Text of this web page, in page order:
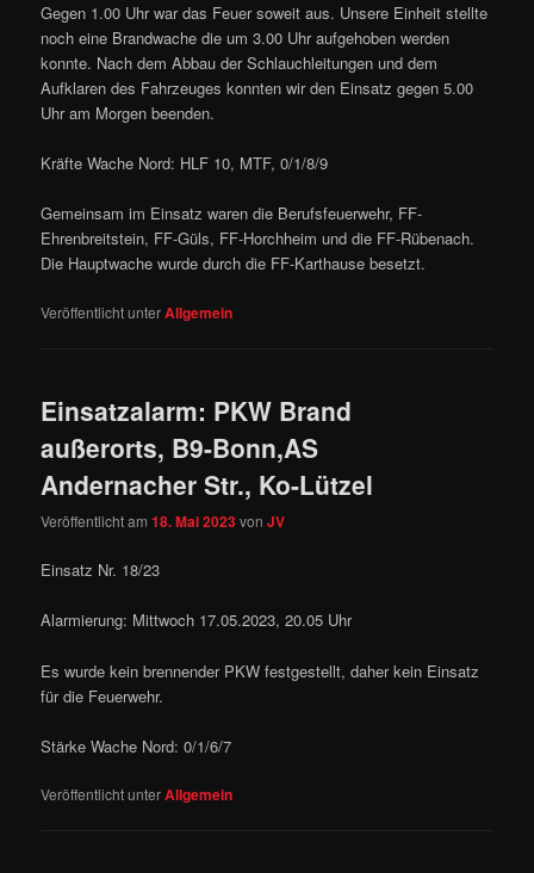
Gegen 1.00 Uhr war das Feuer soweit aus. Unsere Einheit stellte
noch eine Brandwache die um 3.00 Uhr aufgehoben werden
konnte. Nach dem Abbau der Schlauchleitungen und dem
Aufklaren des Fahrzeuges konnten wir den Einsatz gegen 5.00
Uhr am Morgen beenden.
Kräfte Wache Nord: HLF 10, MTF, 0/1/8/9
Gemeinsam im Einsatz waren die Berufsfeuerwehr, FF-
Ehrenbreitstein, FF-Güls, FF-Horchheim und die FF-Rübenach.
Die Hauptwache wurde durch die FF-Karthause besetzt.
Veröffentlicht unterAllgemein
Einsatzalarm: PKW Brand
außerorts, B9-Bonn,AS
Andernacher Str., Ko-Lützel
Veröffentlicht am18. Mai 2023vonJV
Einsatz Nr. 18/23
Alarmierung: Mittwoch 17.05.2023, 20.05 Uhr
Es wurde kein brennender PKW festgestellt, daher kein Einsatz
für die Feuerwehr.
Stärke Wache Nord: 0/1/6/7
Veröffentlicht unterAllgemein